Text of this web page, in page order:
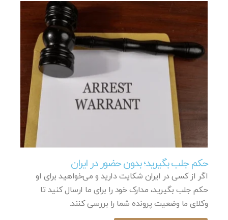
حکم جلب بگیرید؛ بدون حضور در ایران
اگر از کسی در ایران شکایت دارید و می‌خواهید برای او
حکم جلب بگیرید، مدارک خود را برای ما ارسال کنید تا
وکلای ما وضعیت پرونده شما را بررسی کنند.